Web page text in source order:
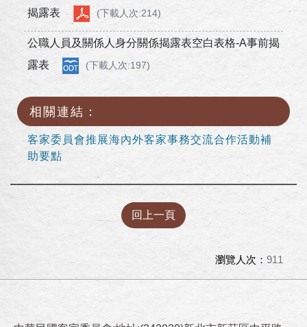
揭露表
(下載人次:214)
公職人員及關係人身分關係揭露表空白表格-A事前揭
露表
(下載人次:197)
相關連結：
客家委員會推展海內外客家事務交流合作活動補
助要點
回上一頁
瀏覽人次： 911